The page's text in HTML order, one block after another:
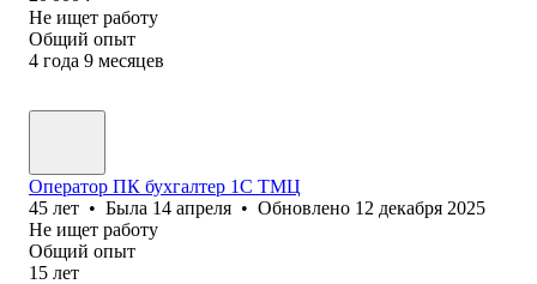
Не ищет работу
Общий опыт
4 года 9 месяцев
Оператор ПК бухгалтер 1С ТМЦ
45 лет • Была 14 апреля • Обновлено 12 декабря 2025
Не ищет работу
Общий опыт
15 лет